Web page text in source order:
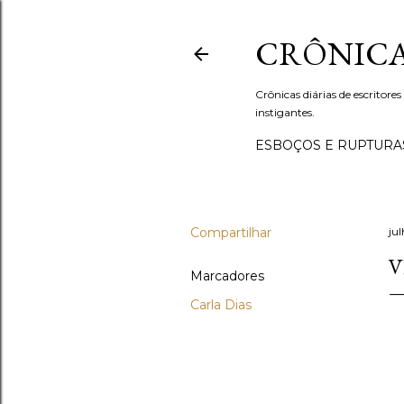
Crônicas diárias de
instigantes.
ESBOÇOS E
Compartilhar
Marcadores
Carla Dias